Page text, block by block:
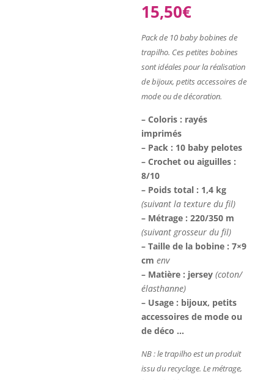
15,50€
Pack de 10 baby bobines de
trapilho. Ces petites bobines
sont idéales pour la réalisation
de bijoux, petits accessoires de
mode ou de décoration.
– Coloris : rayés
imprimés
– Pack : 10 baby pelotes
– Crochet ou aiguilles :
8/10
– Poids total : 1,4 kg
(suivant la texture du fil)
– Métrage : 220/350 m
(suivant grosseur du fil)
– Taille de la bobine : 7×9
cmenv
– Matière : jersey(coton/
élasthanne)
– Usage : bijoux, petits
accessoires de mode ou
de déco …
NB : le trapilho est un produit
issu du recyclage. Le métrage,